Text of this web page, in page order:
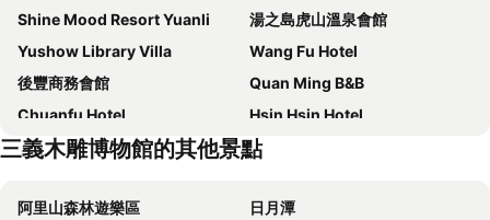
Shine Mood Resort Yuanli
湯之島虎山溫泉會館
Yushow Library Villa
Wang Fu Hotel
後豐商務會館
Quan Ming B&B
Chuanfu Hotel
Hsin Hsin Hotel
星月文旅溫泉民宿
丸松商旅
Momo
He-Jia Hotel
三義木雕博物館的其他景點
阿里山森林遊樂區
日月潭